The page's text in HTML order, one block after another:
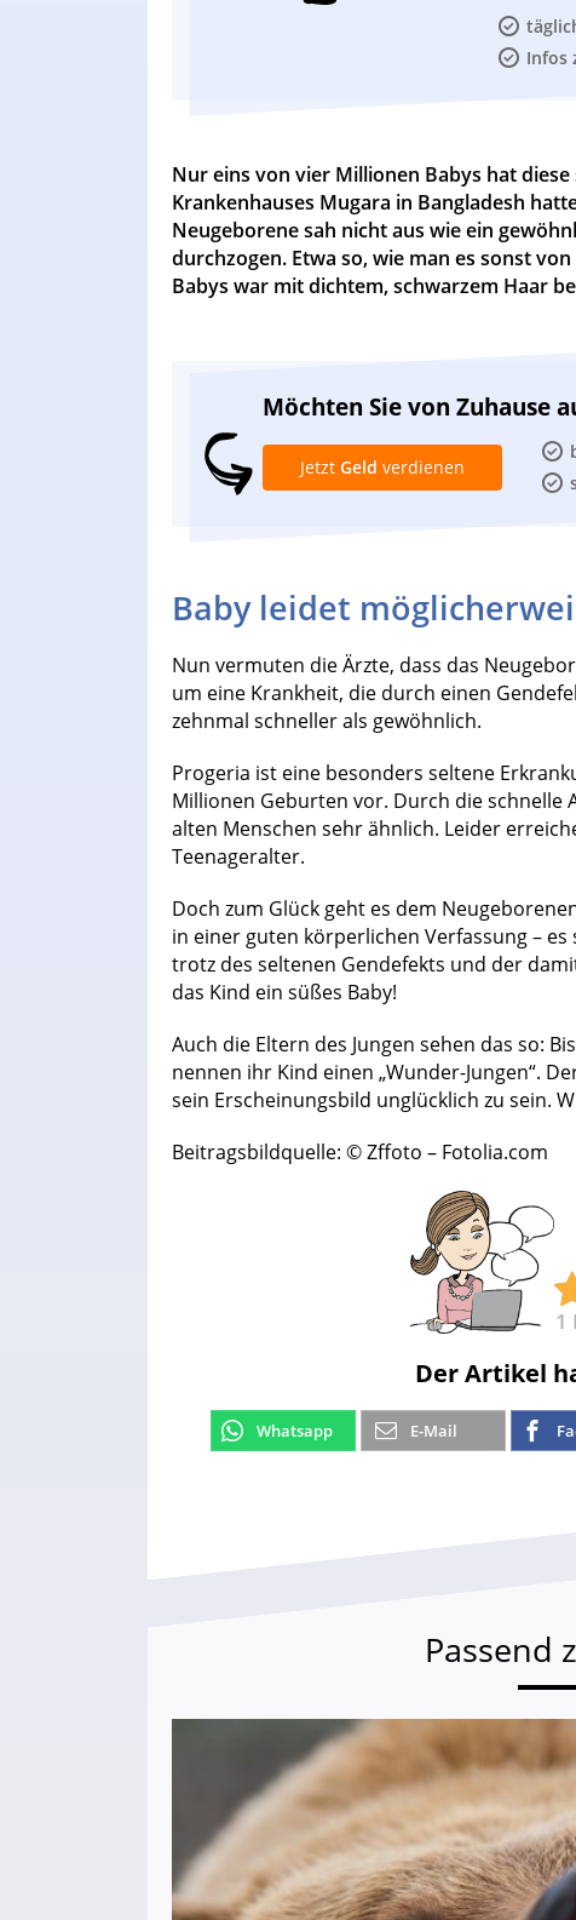
Infos
Nur eins von vier Millionen Babys hat
Krankenhauses Mugara in Bangladesh
Neugeborene sah nicht aus wie ein
durchzogen. Etwa so, wie man es sonst
Babys war mit dichtem, schwarzem Haar
Möchten Sie von Zuhause
Jetzt Geld verdienen
Baby leidet
Nun vermuten die Ärzte, dass das
um eine Krankheit, die durch einen
zehnmal schneller als gewöhnlich.
Progeria ist eine besonders seltene
Millionen Geburten vor. Durch die
alten Menschen sehr ähnlich. Leider
Teenageralter.
Doch zum Glück geht es dem
in einer guten körperlichen Verfassung –
trotz des seltenen Gendefekts und der
das Kind ein süßes Baby!
Auch die Eltern des Jungen sehen das so:
nennen ihr Kind einen „Wunder-Jungen“.
sein Erscheinungsbild unglücklich zu sein.
Beitragsbildquelle: © Zffoto – Fotolia.com
1
Der Artikel
Whatsapp E-Mail
Passend